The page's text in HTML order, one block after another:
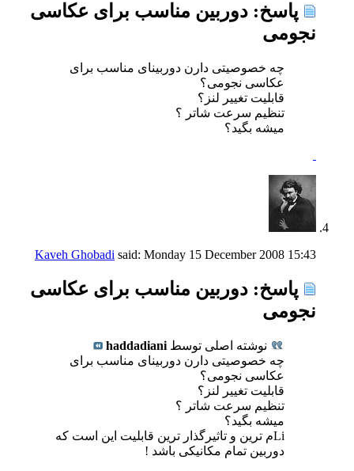
پاسخ: دوربین مناسب برای عکاسی
نجومی
چه خصوصیتی دارن دوربینای مناسب برای
عکاسی نجومی؟
قابلیت تغییر لنز؟
تنظیم سرعت شاتر ؟
میشه بگید؟
Kaveh Ghobadi said: Monday 15 December 2008 15:43
پاسخ: دوربین مناسب برای عکاسی
نجومی
نوشته اصلی توسط haddadiani
چه خصوصیتی دارن دوربینای مناسب برای
عکاسی نجومی؟
قابلیت تغییر لنز؟
تنظیم سرعت شاتر ؟
میشه بگید؟
Liم ترین و تاثیرگذار ترین قابلیت این است که
دوربین تمام مکانیکی باشد !